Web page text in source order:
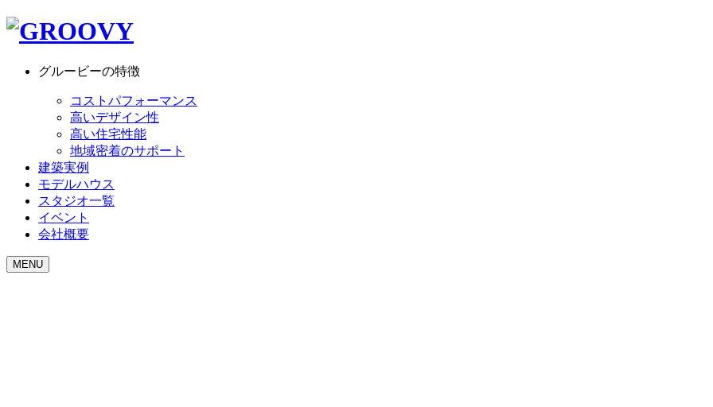
グルービーの特徴
コストパフォーマンス
高いデザイン性
高い住宅性能
地域密着のサポート
建築実例
モデルハウス
スタジオ一覧
イベント
会社概要
MENU